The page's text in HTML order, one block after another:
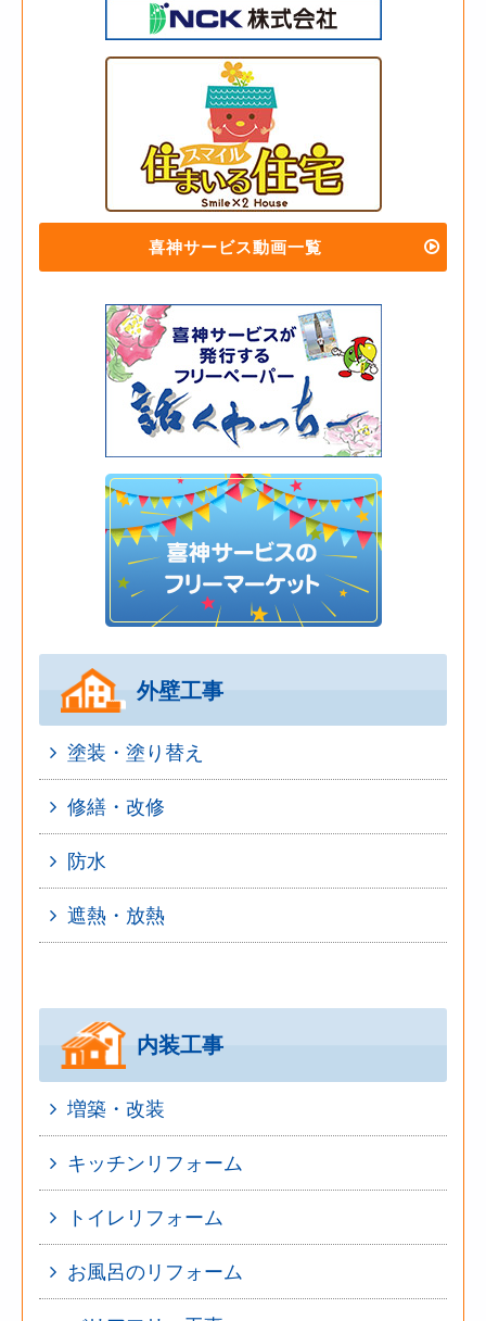
喜神サービス動画一覧
外壁工事
塗装・塗り替え
修繕・改修
防水
遮熱・放熱
内装工事
増築・改装
キッチンリフォーム
トイレリフォーム
お風呂のリフォーム